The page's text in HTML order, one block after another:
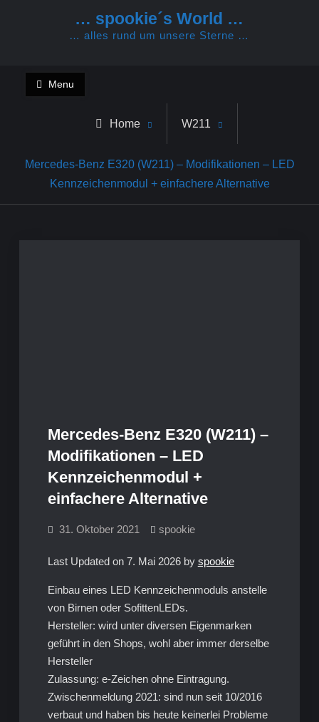
… spookie´s World …
… alles rund um unsere Sterne …
Menu
Home W211
Mercedes-Benz E320 (W211) – Modifikationen – LED
Kennzeichenmodul + einfachere Alternative
Mercedes-Benz E320 (W211) –
Modifikationen – LED
Kennzeichenmodul +
einfachere Alternative
31. Oktober 2021 spookie
Last Updated on 7. Mai 2026 by spookie
Einbau eines LED Kennzeichenmoduls anstelle
von Birnen oder SofittenLEDs.
Hersteller: wird unter diversen Eigenmarken
geführt in den Shops, wohl aber immer derselbe
Hersteller
Zulassung: e-Zeichen ohne Eintragung.
Zwischenmeldung 2021: sind nun seit 10/2016
verbaut und haben bis heute keinerlei Probleme